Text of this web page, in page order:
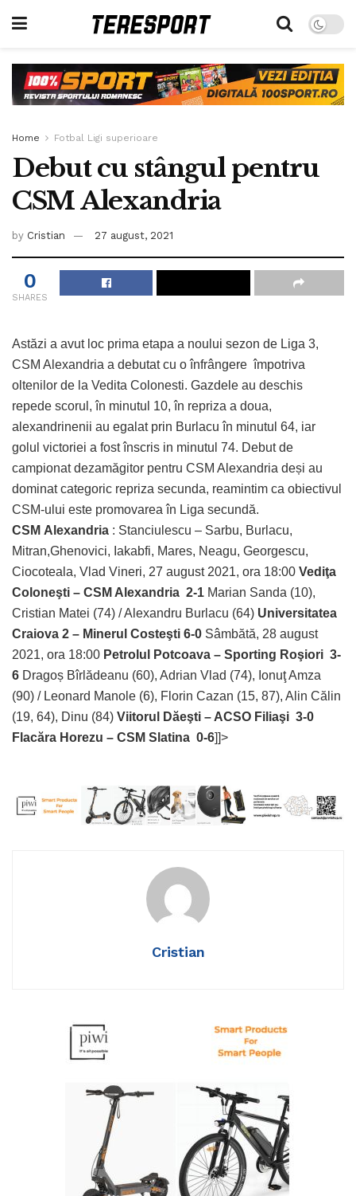
Home Fotbal Ligi superioare
Debut cu stângul pentru
CSM Alexandria
by Cristian 27 august, 2021
0
SHARES
Astăzi a avut loc prima etapa a noului sezon de Liga 3,
CSM Alexandria a debutat cu o înfrângere împotriva
oltenilor de la Vedita Colonesti. Gazdele au deschis
repede scorul, în minutul 10, în repriza a doua,
alexandrinenii au egalat prin Burlacu în minutul 64, iar
golul victoriei a fost înscris in minutul 74. Debut de
campionat dezamăgitor pentru CSM Alexandria deși au
dominat categoric repriza secunda, reamintim ca obiectivul
CSM-ului este promovarea în Liga secundă.
CSM Alexandria : Stanciulescu – Sarbu, Burlacu,
Mitran,Ghenovici, Iakabfi, Mares, Neagu, Georgescu,
Ciocoteala, Vlad Vineri, 27 august 2021, ora 18:00 Vediţa
Coloneşti – CSM Alexandria 2-1 Marian Sanda (10),
Cristian Matei (74) / Alexandru Burlacu (64) Universitatea
Craiova 2 – Minerul Costeşti 6-0 Sâmbătă, 28 august
2021, ora 18:00 Petrolul Potcoava – Sporting Roşiori 3-
6 Dragoș Bîrlădeanu (60), Adrian Vlad (74), Ionuţ Amza
(90) / Leonard Manole (6), Florin Cazan (15, 87), Alin Călin
(19, 64), Dinu (84) Viitorul Dăeşti – ACSO Filiaşi 3-0
Flacăra Horezu – CSM Slatina 0-6 ]]>
Cristian